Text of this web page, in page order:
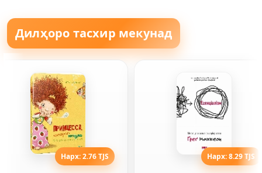
Дилҳоро тасхир мекунад
Нарх: 2.76 TJS Нарх: 8.29 TJS